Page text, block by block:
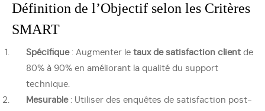
Définition de l’Objectif selon les Critères
SMART
Spécifique: Augmenter le taux de satisfaction client de
80% à 90% en améliorant la qualité du support
technique.
Mesurable: Utiliser des enquêtes de satisfaction post-